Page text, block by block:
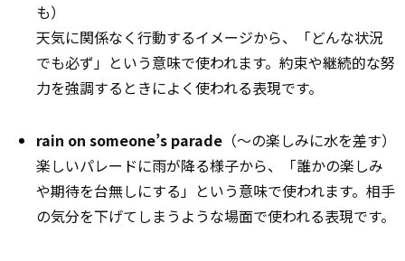
も）
天気に関係なく行動するイメージから、「どんな状況
でも必ず」という意味で使われます。約束や継続的な努
力を強調するときによく使われる表現です。
rain on someone’s parade （～の楽しみに水を差す）
楽しいパレードに雨が降る様子から、「誰かの楽しみ
や期待を台無しにする」という意味で使われます。相手
の気分を下げてしまうような場面で使われる表現です。